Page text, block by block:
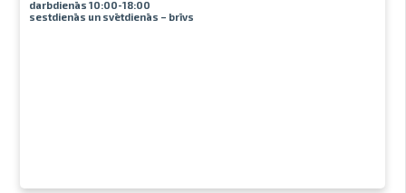
darbdienās 10:00-18:00
sestdienās un svētdienās – brīvs